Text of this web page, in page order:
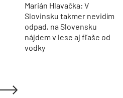
Marián Hlavačka: V
Slovinsku takmer nevidím
odpad, na Slovensku
nájdem v lese aj fľaše od
vodky